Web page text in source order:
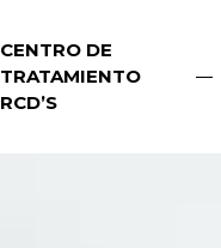
CENTRO DE
TRATAMIENTO
RCD’S